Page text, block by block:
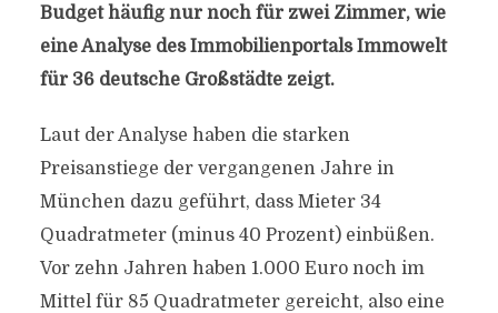
Budget häufig nur noch für zwei Zimmer, wie
eine Analyse des Immobilienportals Immowelt
für 36 deutsche Großstädte zeigt.
Laut der Analyse haben die starken
Preisanstiege der vergangenen Jahre in
München dazu geführt, dass Mieter 34
Quadratmeter (minus 40 Prozent) einbüßen.
Vor zehn Jahren haben 1.000 Euro noch im
Mittel für 85 Quadratmeter gereicht, also eine